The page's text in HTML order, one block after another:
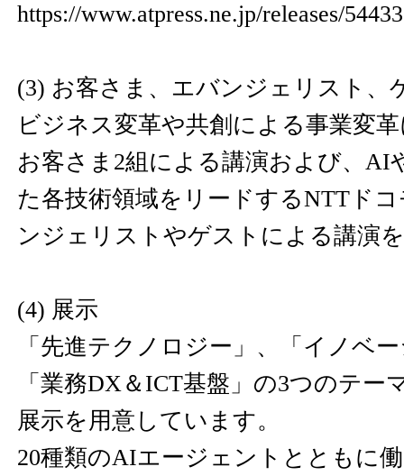
https://www.atpress.ne.jp/releases/
(3) お客さま、エバンジェリスト、
ビジネス変革や共創による事業変
お客さま2組による講演および、AI
た各技術領域をリードするNTTド
ンジェリストやゲストによる講演
(4) 展示
「先進テクノロジー」、「イノベ
「業務DX＆ICT基盤」の3つのテー
展示を用意しています。
20種類のAIエージェントとともに